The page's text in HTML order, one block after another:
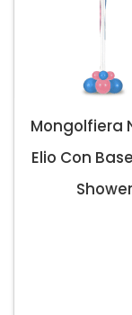
Mongolfiera
Elio Con
Shower